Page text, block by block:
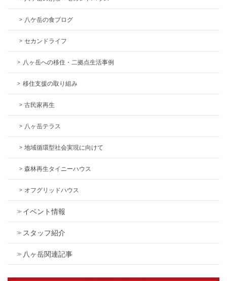
八ケ岳の食ブログ
セカンドライフ
八ヶ岳への移住・二拠点生活事例
移住支援の取り組み
古民家再生
八ヶ岳テラス
地域循環型社会実現に向けて
森林再生タイニーハウス
オフグリッドハウス
イベント情報
スタッフ紹介
八ヶ岳関連記事